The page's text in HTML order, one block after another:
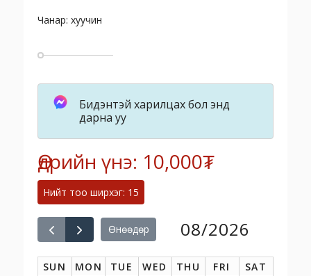
Чанар: хуучин
Бидэнтэй харилцах бол энд
дарна уу
Өдрийн үнэ: 10,000₮
Нийт тоо ширхэг: 15
Өнөөдөр 08/2026
SUN MON TUE WED THU FRI SAT